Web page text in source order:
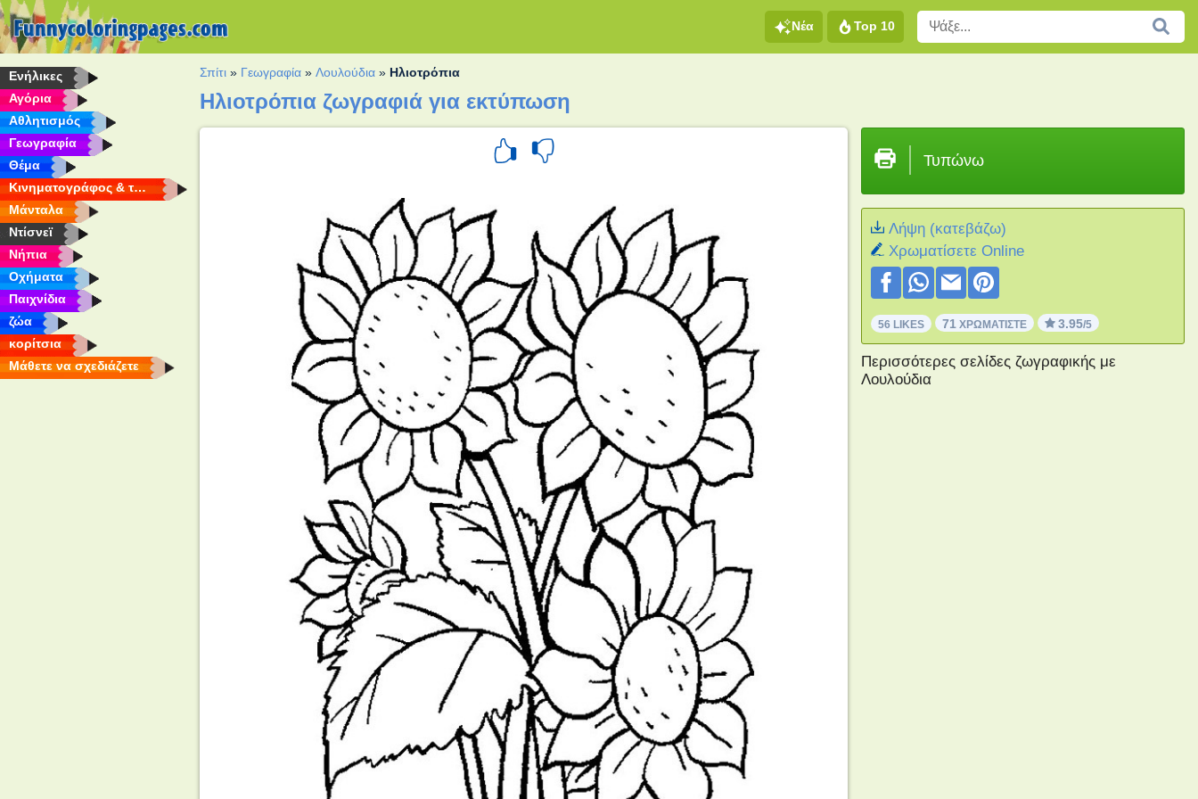
Νέα Top 10
Eνήλικες
Αγόρια
Αθλητισμός
Γεωγραφία
Θέμα
Κινηματογράφος & τηλεόραση
Μάνταλα
Ντίσνεϊ
Νήπια
Οχήματα
Παιχνίδια
ζώα
κορίτσια
Μάθετε να σχεδιάζετε
Σπίτι » Γεωγραφία »Λουλούδια » Ηλιοτρόπια
Ηλιοτρόπια ζωγραφιά για εκτύπωση
Τυπώνω
Λήψη (κατεβάζω)
Xρωματίσετε Online
56 LIKES 71 ΧΡΩΜΑΤΊΣΤΕ 3.95/5
Περισσότερες σελίδες ζωγραφικής με
Λουλούδια